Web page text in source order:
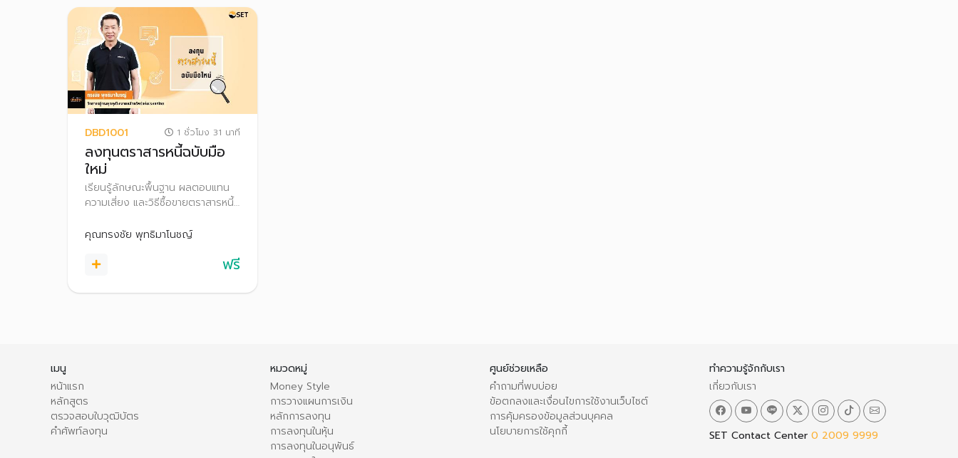
DBD1001 1 ชั่วโมง 31 นาที
ลงทุนตราสารหนี้ฉบับมือ
ใหม่
เรียนรู้ลักษณะพื้นฐาน ผลตอบแทน
ความเสี่ยง และวิธีซื้อขายตราสารหนี้
ตัดสินใจลงทุนได้อย่างเหมาะสม
คุณทรงชัย พุทธิมาโนชญ์
ฟรี
เมนู
หน้าแรก
หลักสูตร
ตรวจสอบใบวุฒิบัตร
คำศัพท์ลงทุน
หมวดหมู่
Money Style
การวางแผนการเงิน
หลักการลงทุน
การลงทุนในหุ้น
การลงทุนในอนุพันธ์
ศูนย์ช่วยเหลือ
คำถามที่พบบ่อย
ข้อตกลงและเงื่อนไขการใช้งานเว็บไซต์
การคุ้มครองข้อมูลส่วนบุคคล
นโยบายการใช้คุกกี้
ทำความรู้จักกับเรา
เกี่ยวกับเรา
SET Contact Center 0 2009 9999